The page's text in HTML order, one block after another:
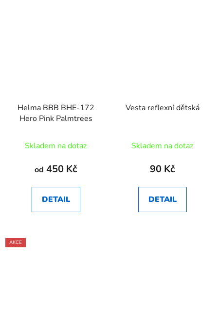
Helma BBB BHE-172
Hero Pink Palmtrees
Skladem na dotaz
od 450 Kč
DETAIL
Vesta reflexní dětská
Skladem na dotaz
90 Kč
DETAIL
AKCE